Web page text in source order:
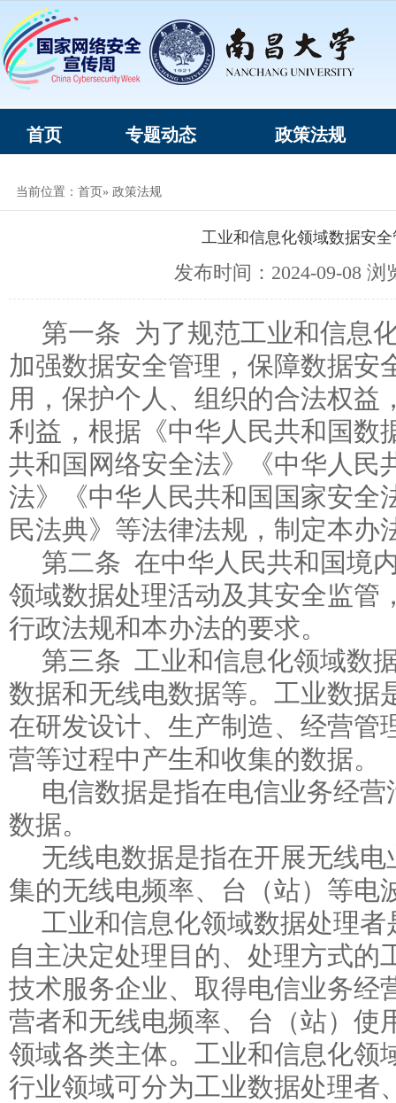
首页 专题动态 政策法规
当前位置： 首页 » 政策法规
工业和信息化领域数据安
发布时间：2024-09-08 浏
第一条 为了规范工业和信息
加强数据安全管理，保障数据安
用，保护个人、组织的合法权益
利益，根据《中华人民共和国数
共和国网络安全法》《中华人民
法》《中华人民共和国国家安全
民法典》等法律法规，制定本办
第二条 在中华人民共和国境
领域数据处理活动及其安全监管
行政法规和本办法的要求。
第三条 工业和信息化领域数
数据和无线电数据等。工业数据
在研发设计、生产制造、经营管
营等过程中产生和收集的数据。
电信数据是指在电信业务经
数据。
无线电数据是指在开展无线
集的无线电频率、台（站）等电
工业和信息化领域数据处理
自主决定处理目的、处理方式的
技术服务企业、取得电信业务经
营者和无线电频率、台（站）使
领域各类主体。工业和信息化领
行业领域可分为工业数据处理者